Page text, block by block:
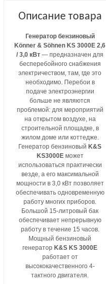
Описание товара
Генератор бензиновый
Könner & Söhnen KS 3000E 2,6
/ 3,0 кВт — предназначен для
бесперебойного снабжения
электричеством, там, где это
необходимо. Перебои в
подаче электроэнергии
больше не являются
проблемой: для мероприятий
на открытом воздухе, на
строительной площадке, в
жилом доме или коттедже.
Генератор бензиновый K&S
KS3000Eможет
использоваться практически
везде, а его максимальной
мощности в 3,0 кВт позволяет
обеспечивать одновременную
работу многих приборов.
Большой 15-литровый бак
обеспечивает непрерывную
работу в течение 15 часов.
Мощный бензиновый
генератор K&S KS 3000E
работает от
высококачественного 4-
тактного двигателя.